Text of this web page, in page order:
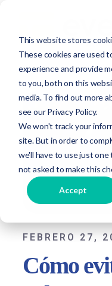
This website stores
These cookies are used
experience and provide
to you, both on this
media. To find out more
see our Privacy Policy.
We won't track your
site. But in order to
we'll have to use just
not asked to make this
Accept
FEBRERO 27,
Cómo